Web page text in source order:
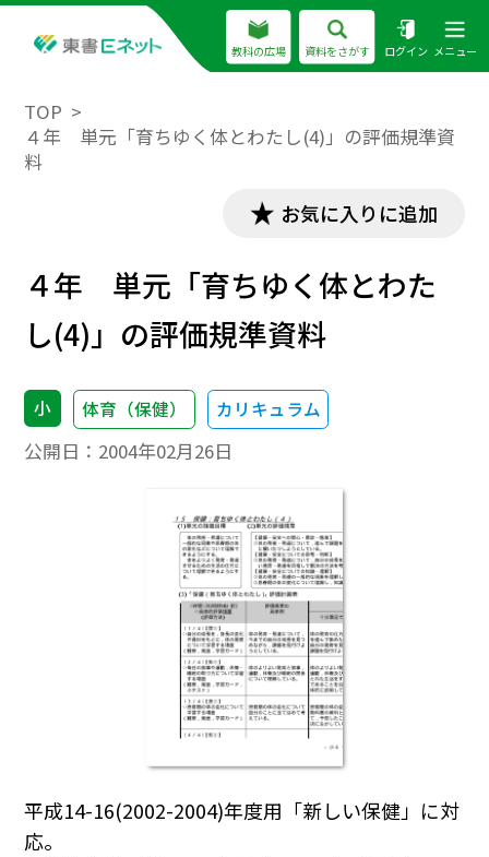
教科の広場 資料をさがす ログイン メニュー
TOP
４年 単元「育ちゆく体とわたし(4)」の評価規準資
料
お気に入りに追加
４年 単元「育ちゆく体とわた
し(4)」の評価規準資料
小 体育（保健） カリキュラム
公開日： 2004年02月26日
平成14-16(2002-2004)年度用「新しい保健」に対
応。